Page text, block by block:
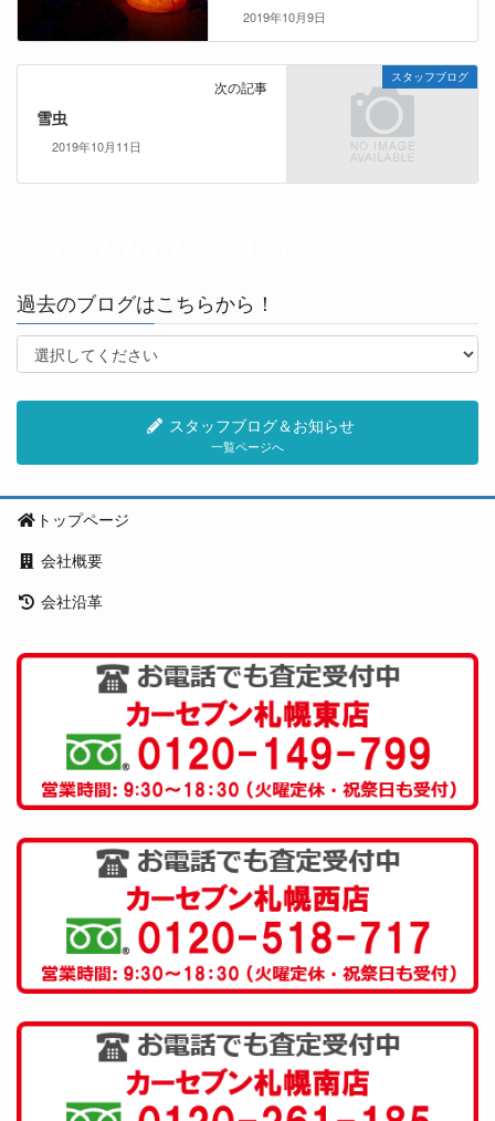
2019年10月9日
スタッフブログ
次の記事
雪虫
2019年10月11日
過去のブログはこちらから！
スタッフブログ＆お知らせ
一覧ページへ
トップページ
会社概要
会社沿革